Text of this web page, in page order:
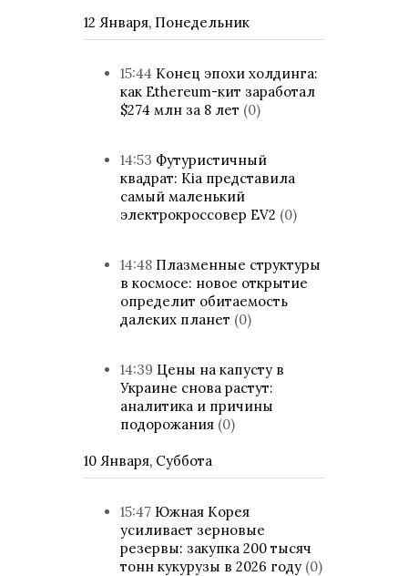
12 Января, Понедельник
15:44 Конец эпохи холдинга:
как Ethereum-кит заработал
$274 млн за 8 лет (0)
14:53 Футуристичный
квадрат: Kia представила
самый маленький
электрокроссовер EV2 (0)
14:48 Плазменные структуры
в космосе: новое открытие
определит обитаемость
далеких планет (0)
14:39 Цены на капусту в
Украине снова растут:
аналитика и причины
подорожания (0)
10 Января, Суббота
15:47 Южная Корея
усиливает зерновые
резервы: закупка 200 тысяч
тонн кукурузы в 2026 году (0)